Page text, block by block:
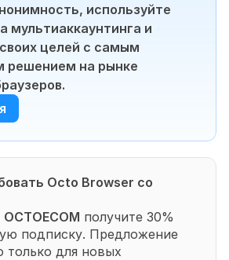
используйте
мультиаккаунтинга и
целей с самым
решением на рынке
Octo Browser со
OCTOECOM получите 30%
подписку. Предложение
только для новых